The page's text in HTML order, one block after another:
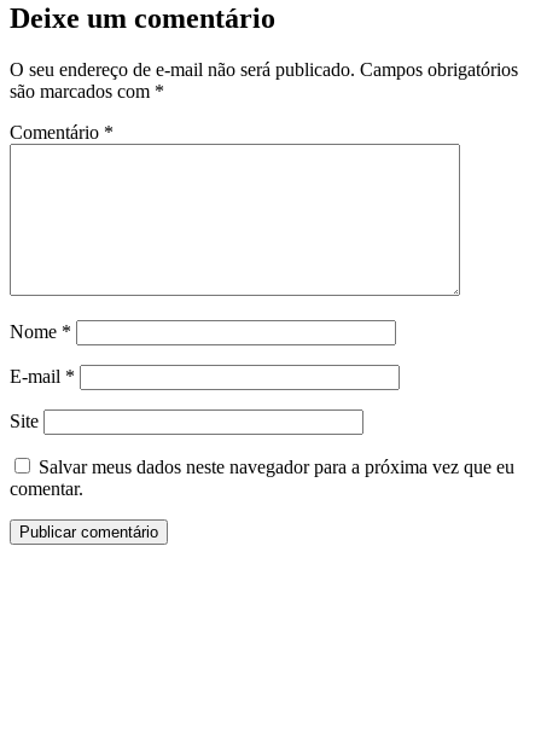
Deixe um comentário
O seu endereço de e-mail não será publicado. Campos obrigatórios
são marcados com *
Comentário *
Nome *
E-mail *
Site
Salvar meus dados neste navegador para a próxima vez que eu
comentar.